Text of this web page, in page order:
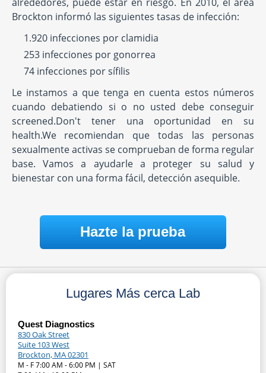
Brockton informó las siguientes tasas de infección:
1.920 infecciones por clamidia
253 infecciones por gonorrea
74 infecciones por sífilis
Le instamos a que tenga en cuenta estos números
cuando debatiendo si o no usted debe conseguir
screened.Don't tener una oportunidad en su
health.We recomiendan que todas las personas
sexualmente activas se comprueban de forma regular
base. Vamos a ayudarle a proteger su salud y
bienestar con una forma fácil, detección asequible.
Hazte la prueba
Lugares Más cerca Lab
Quest Diagnostics
830 Oak Street
Suite 103 West
Brockton, MA 02301
M - F 7:00 AM - 6:00 PM | SAT